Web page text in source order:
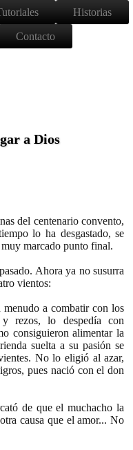
Historias
Contacto
a Dios
del centenario convento,
lo ha desgastado, se
marcado punto final.
Ahora ya no susurra
vientos:
a combatir con los
rezos, lo despedía con
consiguieron alimentar la
suelta a su pasión se
No lo eligió al azar,
pues nació con el don
de que el muchacho la
causa que el amor... No